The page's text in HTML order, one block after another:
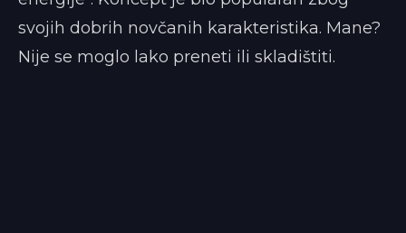
svojih dobrih novčanih karakteristika. Mane?
Nije se moglo lako preneti ili skladištiti.